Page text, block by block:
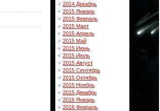
2014 Декабрь
2015 Январь
2015 Февраль
2015 Март
2015 Апрель
2015 Май
2015 Июнь
2015 Июль
2015 Август
2015 Сентябрь
2015 Октябрь
2015 Ноябрь
2015 Декабрь
2016 Январь
2016 Февраль